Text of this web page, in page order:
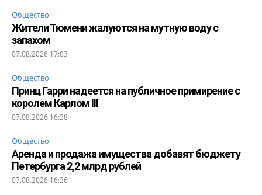
Общество
Жители Тюмени жалуются на мутную воду с
запахом
07.08.2026 17:03
Общество
Принц Гарри надеется на публичное примирение с
королем Карлом III
07.08.2026 16:38
Общество
Аренда и продажа имущества добавят бюджету
Петербурга 2,2 млрд рублей
07.08.2026 16:36